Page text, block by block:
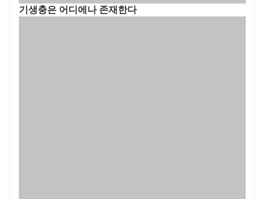
기생충은 어디에나 존재한다